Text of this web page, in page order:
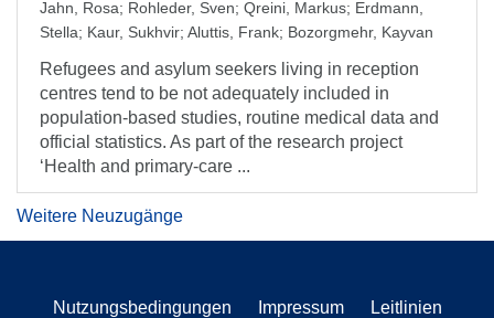
Jahn, Rosa; Rohleder, Sven; Qreini, Markus; Erdmann,
Stella; Kaur, Sukhvir; Aluttis, Frank; Bozorgmehr, Kayvan
Refugees and asylum seekers living in reception
centres tend to be not adequately included in
population-based studies, routine medical data and
official statistics. As part of the research project
‘Health and primary-care ...
Weitere Neuzugänge
Nutzungsbedingungen Impressum
Leitlinien